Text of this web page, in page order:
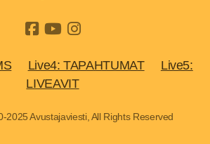
Live4: TAPAHTUMAT
Live5:
LIVEAVIT
2025 Avustajaviesti, All Rights Reserved